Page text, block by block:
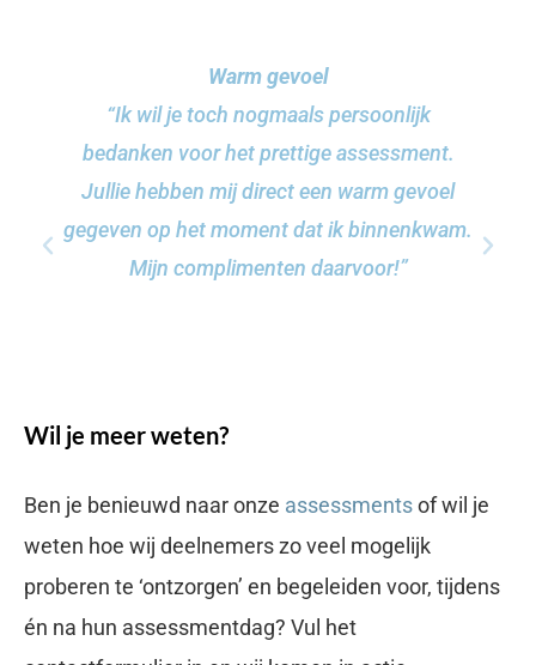
Warm gevoel
“Ik wil je toch nogmaals persoonlijk
bedanken voor het prettige assessment.
Jullie hebben mij direct een warm gevoel
gegeven op het moment dat ik binnenkwam.
Mijn complimenten daarvoor!”
Wil je meer weten?
Ben je benieuwd naar onze assessmentsof wil je
weten hoe wij deelnemers zo veel mogelijk
proberen te ‘ontzorgen’ en begeleiden voor, tijdens
én na hun assessmentdag? Vul het